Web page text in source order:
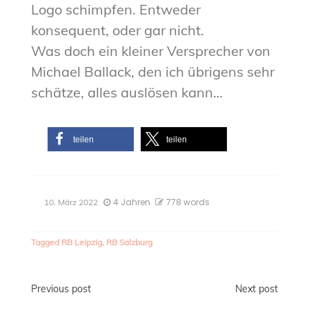
Logo schimpfen. Entweder
konsequent, oder gar nicht.
Was doch ein kleiner Versprecher von
Michael Ballack, den ich übrigens sehr
schätze, alles auslösen kann…
teilen teilen
10. März 2022 4 Jahren 778 words
Tagged RB Leipzig, RB Salzburg
Beitragsnavigation
Previous post Next post